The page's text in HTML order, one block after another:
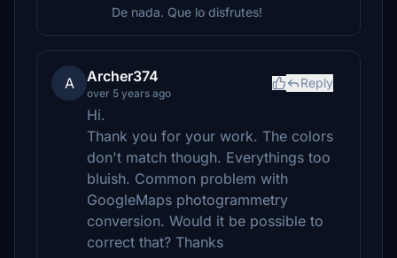
De nada. Que lo disfrutes!
A Archer374
over 5 years ago
Reply
Hi.
Thank you for your work. The colors
don't match though. Everythings too
bluish. Common problem with
GoogleMaps photogrammetry
conversion. Would it be possible to
correct that? Thanks